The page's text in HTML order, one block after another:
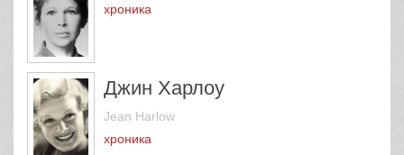
хроника
Джин Харлоу
Jean Harlow
хроника